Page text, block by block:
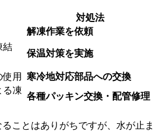
対処法
結
解凍作業を依頼
保温対策を実施
用
寒冷地対応部品への交換
る凍
各種パッキン交換・配管修理
ことはありがちですが、水が止ま